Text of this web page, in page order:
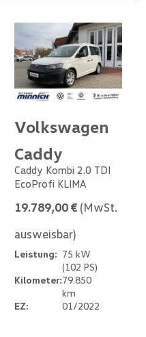
Volkswagen
Caddy
Caddy Kombi 2.0 TDI
EcoProfi KLIMA
19.789,00 € (MwSt.
ausweisbar)
Leistung: 75 kW
(102 PS)
Kilometer:79.850
km
EZ:
01/2022